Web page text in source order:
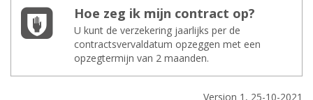
Hoe zeg ik mijn con­tract op?
U kunt de verzekering jaarlijks per de
contractsvervaldatum opzeggen met een
opzegtermijn van 2 maanden.
Version 1, 25-10-2021